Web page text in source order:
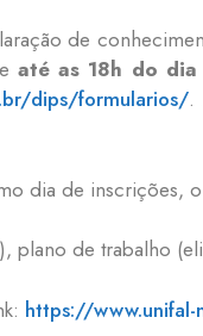
de
até as 18h do
dips/formularios/.
dia de inscrições,
de trabalho
https://